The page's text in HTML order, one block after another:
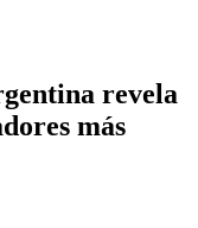
revela
más